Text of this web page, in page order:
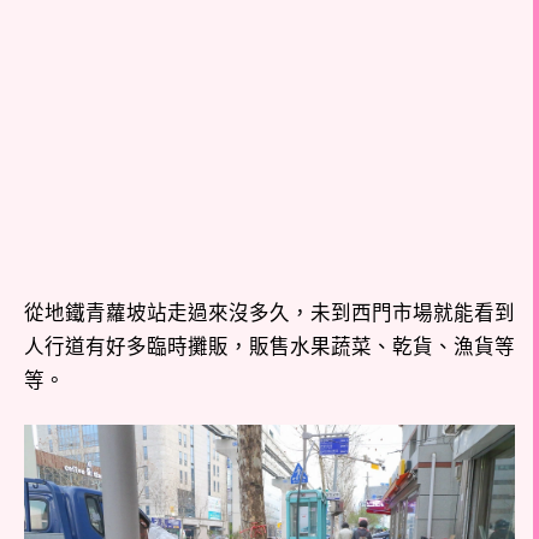
從地鐵青蘿坡站走過來沒多久，未到西門市場就能看到
人行道有好多臨時攤販，販售水果蔬菜、乾貨、漁貨等
等。